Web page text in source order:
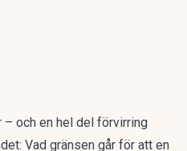
– och en hel del förvirring
Vad gränsen går för att en